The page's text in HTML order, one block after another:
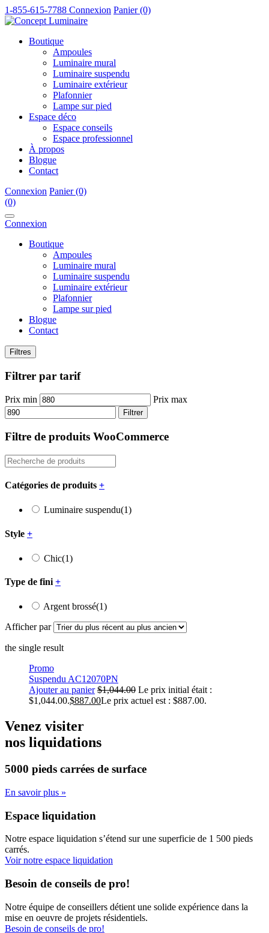
1-855-615-7788 Connexion Panier (0)
Boutique
Ampoules
Luminaire mural
Luminaire suspendu
Luminaire extérieur
Plafonnier
Lampe sur pied
Espace déco
Espace conseils
Espace professionnel
À propos
Blogue
Contact
Connexion Panier (0)
(0)
Connexion
Boutique
Ampoules
Luminaire mural
Luminaire suspendu
Luminaire extérieur
Plafonnier
Lampe sur pied
Blogue
Contact
Filtres
Filtrer par tarif
Prix min Prix max
Filtrer
Filtre de produits WooCommerce
Catégories de produits +
Luminaire suspendu(1)
Style +
Chic(1)
Type de fini +
Argent brossé(1)
Afficher par
the single result
Promo
Suspendu AC12070PN
Ajouter au panier $1,044.00 Le prix initial était :
$1,044.00.$887.00Le prix actuel est : $887.00.
Venez visiter
nos liquidations
5000 pieds carrées de surface
En savoir plus »
Espace liquidation
Notre espace liquidation s’étend sur une superficie de 1 500 pieds
carrés.
Voir notre espace liquidation
Besoin de conseils de pro!
Notre équipe de conseillers détient une solide expérience dans la
mise en oeuvre de projets résidentiels.
Besoin de conseils de pro!